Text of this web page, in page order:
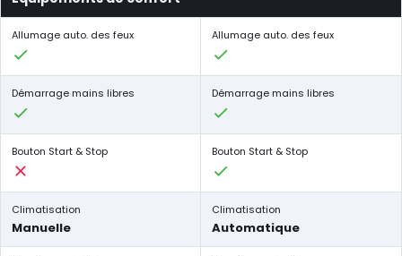
Allumage auto. des feux Allumage auto. des feux
Démarrage mains libres Démarrage mains libres
Bouton Start & Stop Bouton Start & Stop
Climatisation
Manuelle
Climatisation
Automatique